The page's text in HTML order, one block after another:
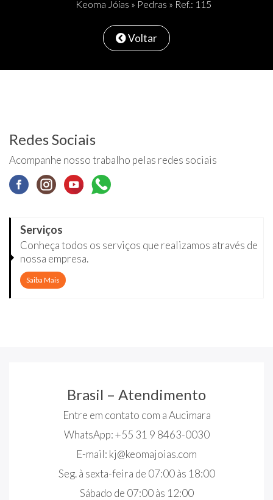
Keoma Jóias » Pedras » Ref.: 115
Voltar
Redes Sociais
Acompanhe nosso trabalho pelas redes sociais
Serviços
Conheça todos os serviços que realizamos através de
nossa empresa.
Saiba Mais
Brasil – Atendimento
Entre em contato com a Aucimara
WhatsApp: +55 31 9 8463-0030
E-mail: kj@keomajoias.com
Seg. à sexta-feira de 07:00 às 18:00
Sábado de 07:00 às 12:00